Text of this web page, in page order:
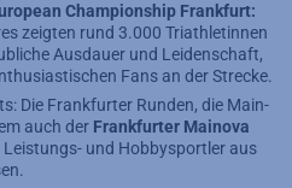
Championship Frankfurt:
zeigten rund 3.000 Triathletinnen
Ausdauer und Leidenschaft,
Fans an der Strecke.
Die Frankfurter Runden, die Main-
auch der Frankfurter Mainova
Leistungs- und Hobbysportler aus